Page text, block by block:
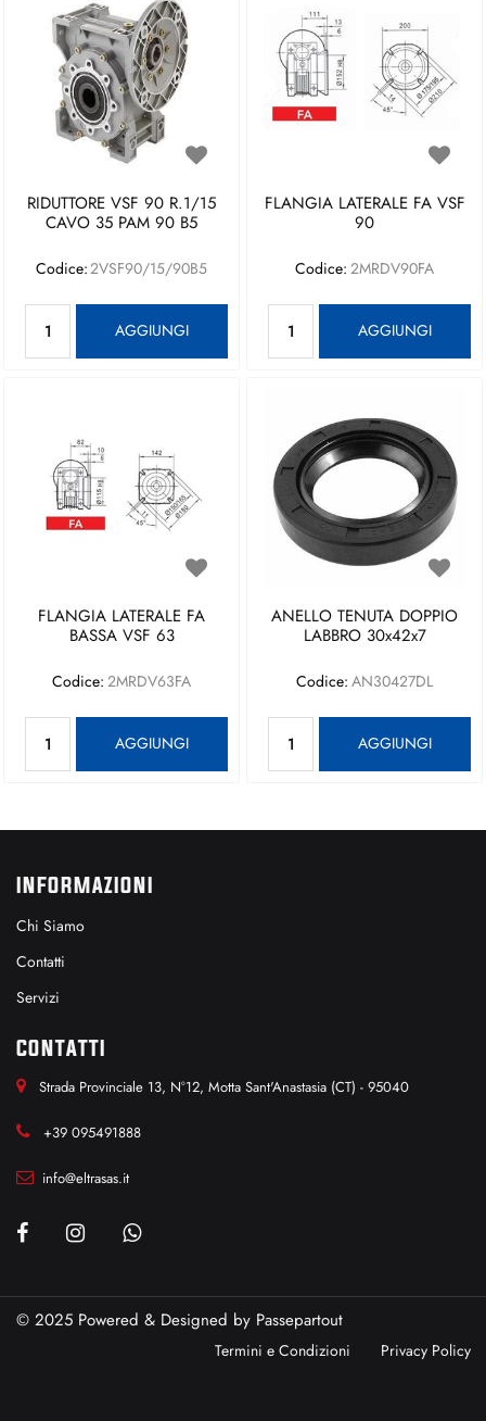
RIDUTTORE VSF 90 R.1/15
CAVO 35 PAM 90 B5
Codice:2VSF90/15/90B5
AGGIUNGI
FLANGIA LATERALE FA VSF
90
Codice: 2MRDV90FA
AGGIUNGI
FLANGIA LATERALE FA
BASSA VSF 63
Codice: 2MRDV63FA
AGGIUNGI
ANELLO TENUTA DOPPIO
LABBRO 30x42x7
Codice: AN30427DL
AGGIUNGI
INFORMAZIONI
Chi Siamo
Contatti
Servizi
CONTATTI
Strada Provinciale 13, N°12, Motta Sant'Anastasia (CT) - 95040
+39 095491888
info@eltrasas.it
© 2025 Powered & Designed by Passepartout
Termini e Condizioni Privacy Policy